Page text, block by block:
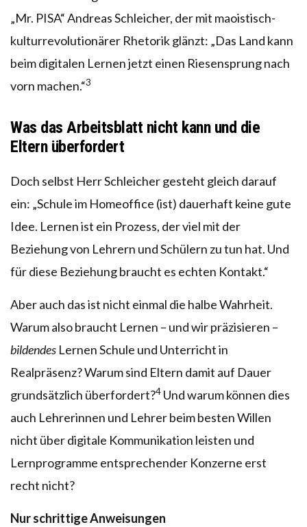
„Mr. PISA“ Andreas Schleicher, der mit maoistisch-
kulturrevolutionärer Rhetorik glänzt: „Das Land kann
beim digitalen Lernen jetzt einen Riesensprung nach
vorn machen.“3
Was das Arbeitsblatt nicht kann und die
Eltern überfordert
Doch selbst Herr Schleicher gesteht gleich darauf
ein: „Schule im Homeoffice (ist) dauerhaft keine gute
Idee. Lernen ist ein Prozess, der viel mit der
Beziehung von Lehrern und Schülern zu tun hat. Und
für diese Beziehung braucht es echten Kontakt.“
Aber auch das ist nicht einmal die halbe Wahrheit.
Warum also braucht Lernen – und wir präzisieren –
bildendes Lernen Schule und Unterricht in
Realpräsenz? Warum sind Eltern damit auf Dauer
grundsätzlich überfordert?4 Und warum können dies
auch Lehrerinnen und Lehrer beim besten Willen
nicht über digitale Kommunikation leisten und
Lernprogramme entsprechender Konzerne erst
recht nicht?
Nur schrittige Anweisungen